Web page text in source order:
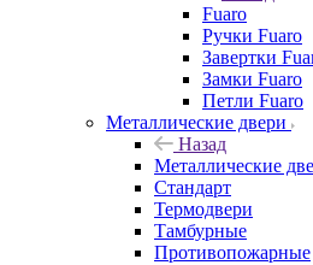
Fuaro
Ручки Fuaro
Завертки
Замки Fuaro
Петли Fuaro
Металлические двери
Назад
Металлические
Стандарт
Термодвери
Тамбурные
Противопожарные